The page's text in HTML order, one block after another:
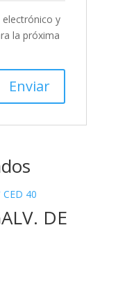
y
la próxima
DE